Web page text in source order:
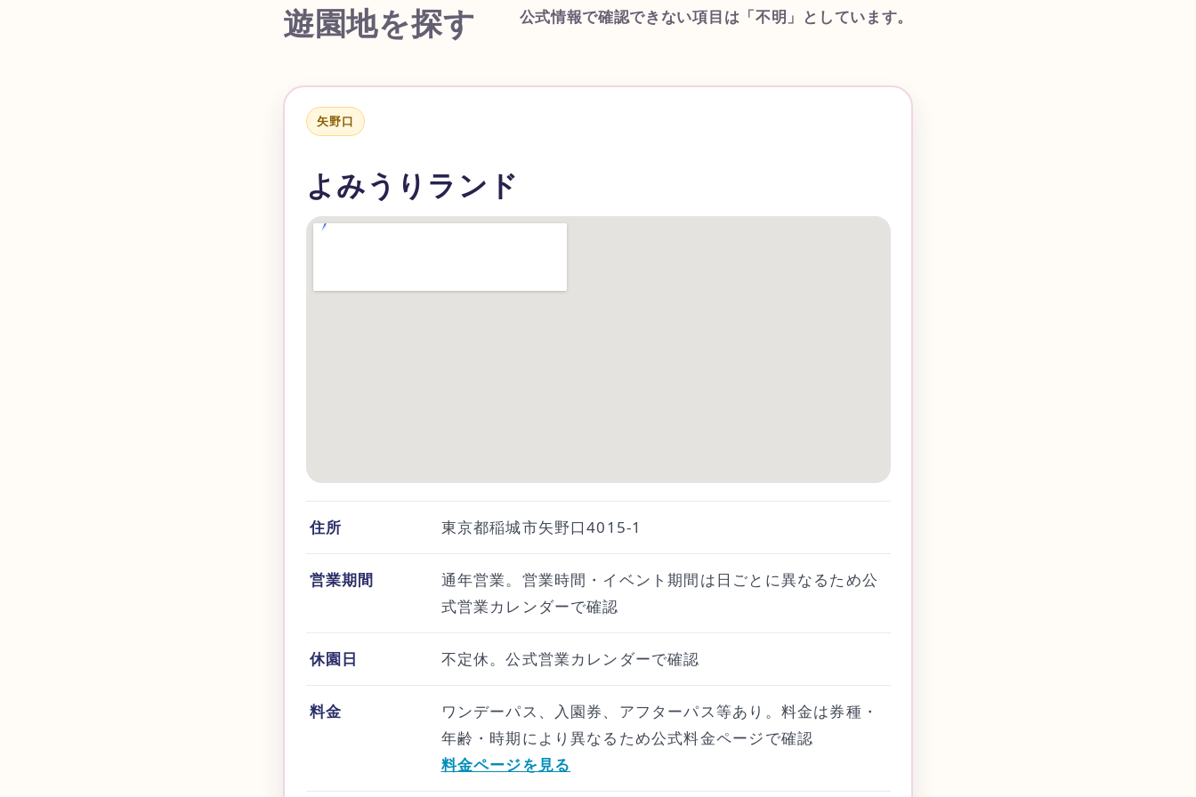
遊園地を探す 公式情報で確認できない項目は「不明」としています。
矢野口
よみうりランド
住所 東京都稲城市矢野口4015-1
営業期間
通年営業。営業時間・イベント期間は日ごとに異なるため公
式営業カレンダーで確認
休園日 不定休。公式営業カレンダーで確認
料金
ワンデーパス、入園券、アフターパス等あり。料金は券種・
年齢・時期により異なるため公式料金ページで確認
料金ページを見る